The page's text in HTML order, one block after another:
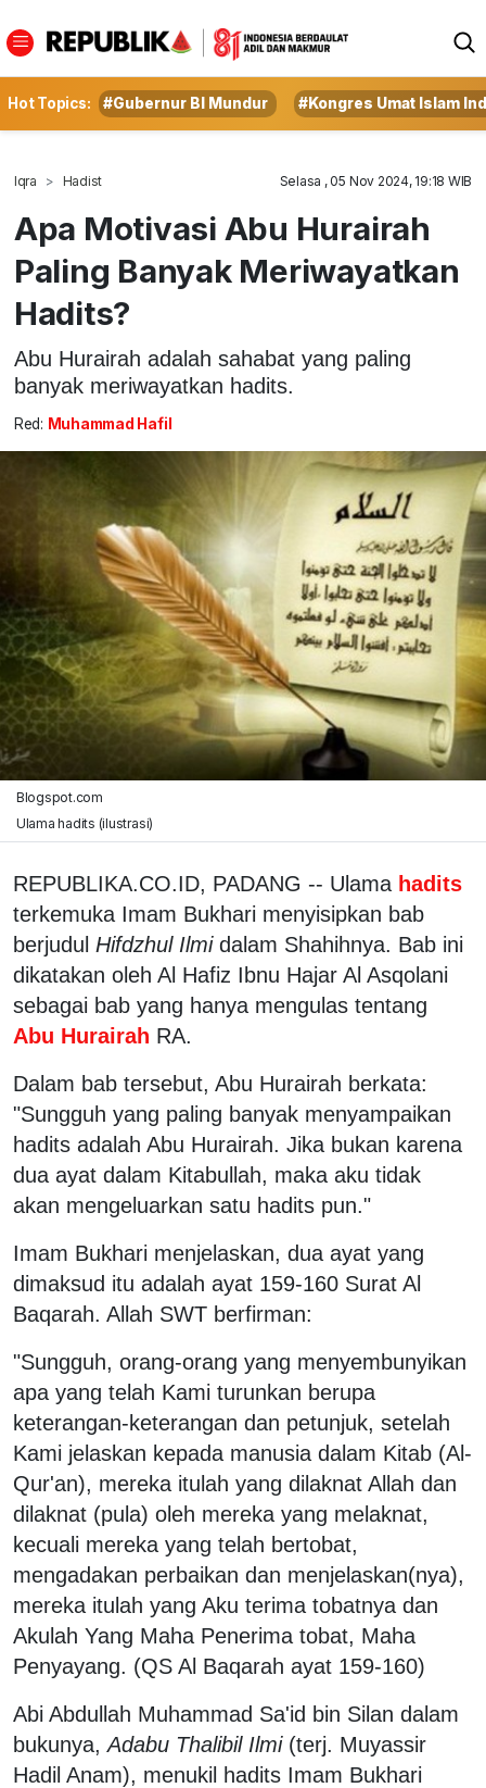
Hot Topics: #Gubernur BI Mundur #Kongres Umat Islam
Iqra Hadist Selasa , 05 Nov 2024, 19:18 WIB
Apa Motivasi Abu Hurairah
Paling Banyak Meriwayatkan
Hadits?
Abu Hurairah adalah sahabat yang paling
banyak meriwayatkan hadits.
Red: Muhammad Hafil
Blogspot.com
Ulama hadits (ilustrasi)
REPUBLIKA.CO.ID, PADANG -- Ulama hadits
terkemuka Imam Bukhari menyisipkan bab
berjudul Hifdzhul Ilmidalam Shahihnya. Bab ini
dikatakan oleh Al Hafiz Ibnu Hajar Al Asqolani
sebagai bab yang hanya mengulas tentang
Abu Hurairah RA.
Dalam bab tersebut, Abu Hurairah berkata:
"Sungguh yang paling banyak menyampaikan
hadits adalah Abu Hurairah. Jika bukan karena
dua ayat dalam Kitabullah, maka aku tidak
akan mengeluarkan satu hadits pun."
Imam Bukhari menjelaskan, dua ayat yang
dimaksud itu adalah ayat 159-160 Surat Al
Baqarah. Allah SWT berfirman:
"Sungguh, orang-orang yang menyembunyikan
apa yang telah Kami turunkan berupa
keterangan-keterangan dan petunjuk, setelah
Kami jelaskan kepada manusia dalam Kitab (Al-
Qur'an), mereka itulah yang dilaknat Allah dan
dilaknat (pula) oleh mereka yang melaknat,
kecuali mereka yang telah bertobat,
mengadakan perbaikan dan menjelaskan(nya),
mereka itulah yang Aku terima tobatnya dan
Akulah Yang Maha Penerima tobat, Maha
Penyayang. (QS Al Baqarah ayat 159-160)
Abi Abdullah Muhammad Sa'id bin Silan dalam
bukunya,Adabu Thalibil Ilmi(terj. Muyassir
Hadil Anam), menukil hadits Imam Bukhari